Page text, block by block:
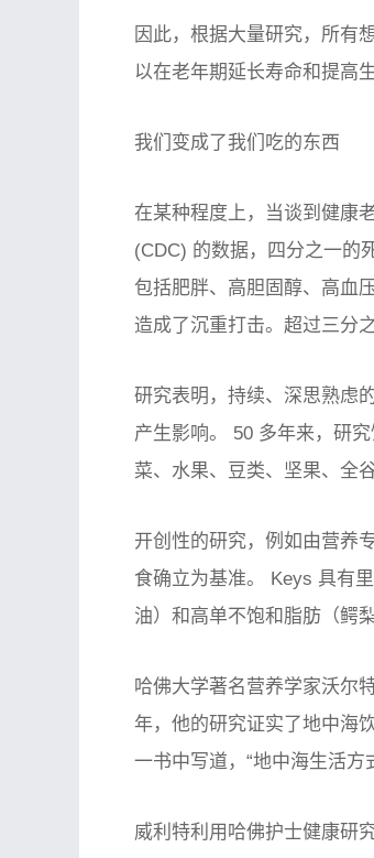
因此，根据大量研究，所有
以在老年期延长寿命和提高
我们变成了我们吃的东西
在某种程度上，当谈到健康
(CDC) 的数据，四分之一的
包括肥胖、高胆固醇、高血
造成了沉重打击。超过三分
研究表明，持续、深思熟虑
产生影响。 50 多年来，研
菜、水果、豆类、坚果、全
开创性的研究，例如由营养
食确立为基准。 Keys 具有
油）和高单不饱和脂肪（鳄
哈佛大学著名营养学家沃尔
年，他的研究证实了地中海
一书中写道，“地中海生活
威利特利用哈佛护士健康研